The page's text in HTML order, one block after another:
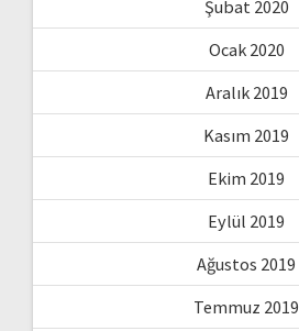
Şubat 2020
Ocak 2020
Aralık 2019
Kasım 2019
Ekim 2019
Eylül 2019
Ağustos 2019
Temmuz 2019